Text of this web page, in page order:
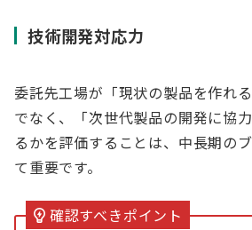
技術開発対応力
委託先工場が「現状の製品を作れ
でなく、「次世代製品の開発に協
るかを評価することは、中長期の
て重要です。
確認すべきポイント